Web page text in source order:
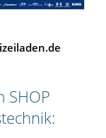
SHOP